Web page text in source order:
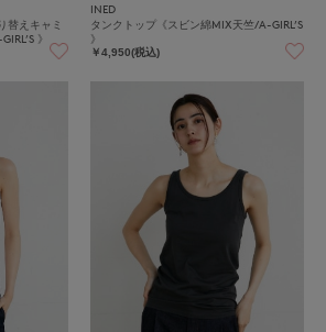
替えキャミ
》
INED
タンクトップ《スビン綿MIX天竺/A-GIRL’S
》
￥4,950(税込)